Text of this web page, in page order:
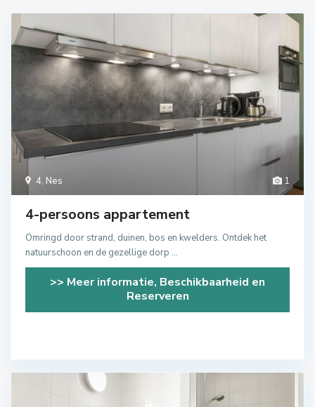
1
4, Nes
4-persoons appartement
Omringd door strand, duinen, bos en kwelders. Ontdek het
natuurschoon en de gezellige dorp ...
>> Meer informatie, Beschikbaarheid en
Reserveren